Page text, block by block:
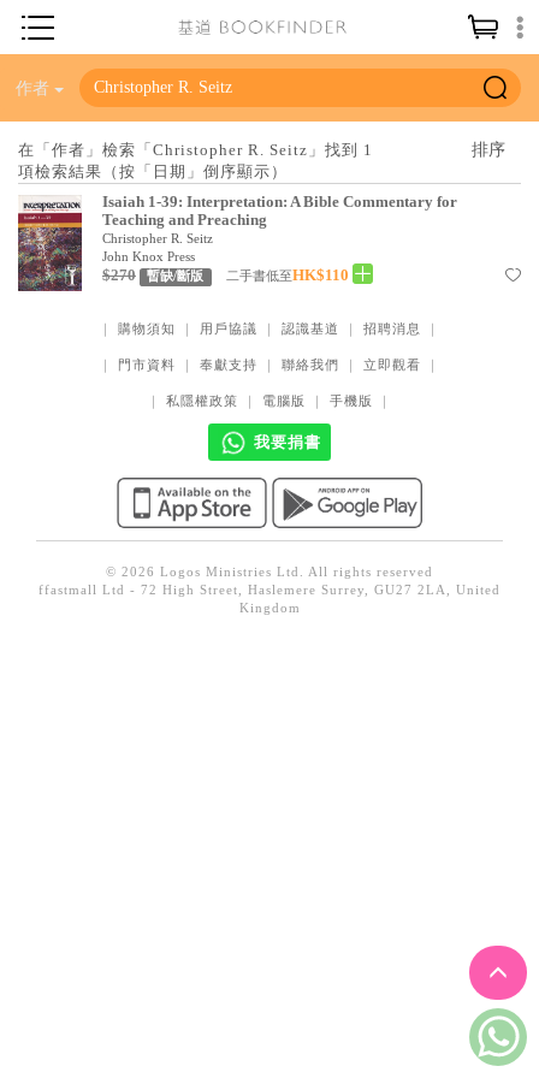
神學／教義
聖經
信仰入門
教會歷史
教會事工
社會／倫理
哲學／宗教比較
見證／傳記
作者
在「作者」檢索「Christopher R. Seitz」找到 1
項檢索結果（按「日期」倒序顯示）
Isaiah 1-39: Interpretation: A Bible Commentary for
Teaching and Preaching
Christopher R. Seitz
John Knox Press
$270 暫缺/斷版 二手書低至HK$110
｜ 購物須知 ｜ 用戶協議 ｜ 認識基道 ｜ 招聘消息 ｜
｜ 門市資料 ｜ 奉獻支持 ｜ 聯絡我們 ｜ 立即觀看 ｜
｜ 私隱權政策 ｜ 電腦版 ｜ 手機版 ｜
我要捐書
© 2026 Logos Ministries Ltd. All rights reserved
ffastmall Ltd - 72 High Street, Haslemere Surrey, GU27 2LA, United
Kingdom